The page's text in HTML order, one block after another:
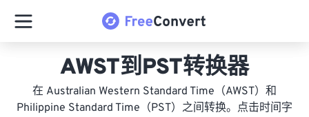
AWST到PST转换器
在 Australian Western Standard Time（AWST）和
Philippine Standard Time（PST）之间转换。点击时间字